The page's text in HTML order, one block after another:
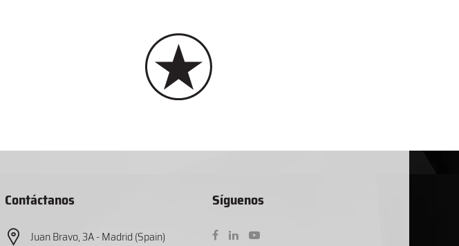
Contáctanos
Juan Bravo, 3A - Madrid (Spain)
Síguenos